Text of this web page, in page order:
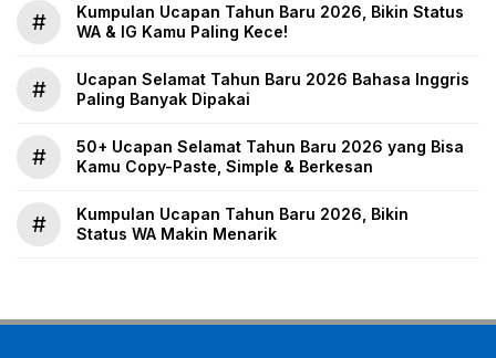
#
Kumpulan Ucapan Tahun Baru 2026, Bikin Status
WA & IG Kamu Paling Kece!
#
Ucapan Selamat Tahun Baru 2026 Bahasa Inggris
Paling Banyak Dipakai
#
50+ Ucapan Selamat Tahun Baru 2026 yang Bisa
Kamu Copy-Paste, Simple & Berkesan
#
Kumpulan Ucapan Tahun Baru 2026, Bikin
Status WA Makin Menarik